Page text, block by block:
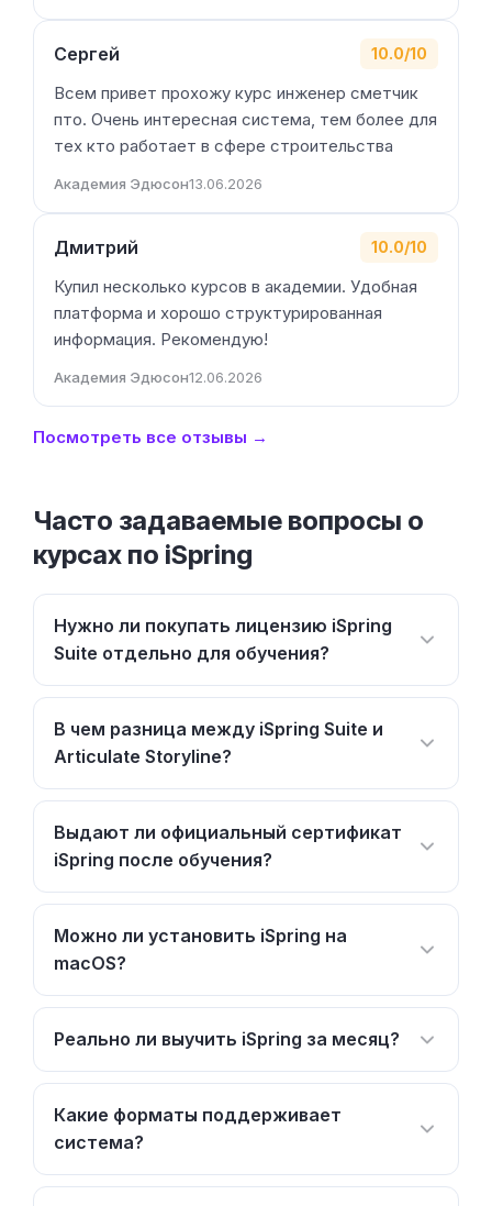
Сергей 10.0/10
Всем привет прохожу курс инженер сметчик
пто. Очень интересная система, тем более для
тех кто работает в сфере строительства
Академия Эдюсон13.06.2026
Дмитрий 10.0/10
Купил несколько курсов в академии. Удобная
платформа и хорошо структурированная
информация. Рекомендую!
Академия Эдюсон12.06.2026
Посмотреть все отзывы →
Часто задаваемые вопросы о
курсах по iSpring
Нужно ли покупать лицензию iSpring
Suite отдельно для обучения?
В чем разница между iSpring Suite и
Articulate Storyline?
Выдают ли официальный сертификат
iSpring после обучения?
Можно ли установить iSpring на
macOS?
Реально ли выучить iSpring за месяц?
Какие форматы поддерживает
система?